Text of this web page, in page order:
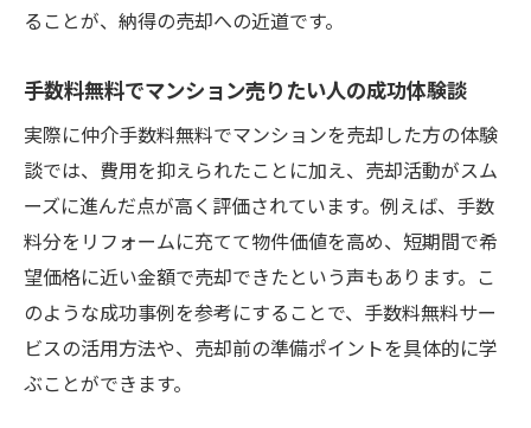
ポイント
マンション売りたい人が知るべき費用節約
の極意
仲介手数料無料で売却時の負担を減らす方
法
門真市でのマンション売りたい人向け実践
テクニック
手数料無料サービス利用時の注意点と対策
ることが、納得の売却への近道です。
手数料無料でマンション売りたい人の成功体験談
実際に仲介手数料無料でマンションを売却した方の体験
談では、費用を抑えられたことに加え、売却活動がスム
ーズに進んだ点が高く評価されています。例えば、手数
料分をリフォームに充てて物件価値を高め、短期間で希
望価格に近い金額で売却できたという声もあります。こ
のような成功事例を参考にすることで、手数料無料サー
ビスの活用方法や、売却前の準備ポイントを具体的に学
ぶことができます。